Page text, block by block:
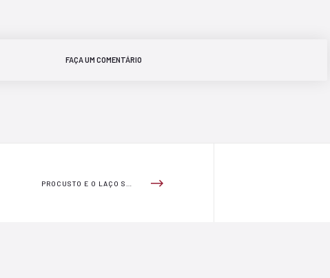
FAÇA UM COMENTÁRIO